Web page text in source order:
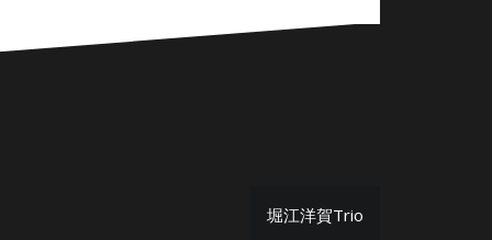
堀江洋賀Trio